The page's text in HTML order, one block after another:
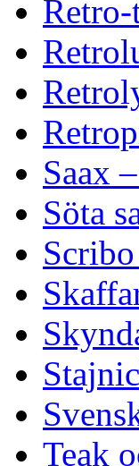
Saax
Söta
Teak